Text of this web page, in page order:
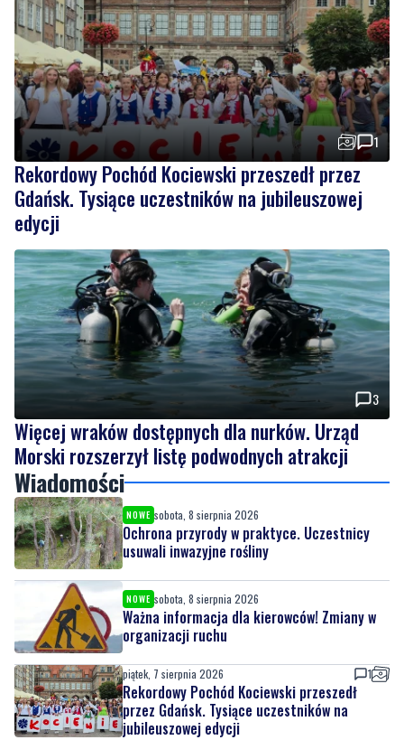
1
Rekordowy Pochód Kociewski przeszedł przez
Gdańsk. Tysiące uczestników na jubileuszowej
edycji
3
Więcej wraków dostępnych dla nurków. Urząd
Morski rozszerzył listę podwodnych atrakcji
Wiadomości
NOWE sobota, 8 sierpnia 2026
Ochrona przyrody w praktyce. Uczestnicy
usuwali inwazyjne rośliny
NOWE sobota, 8 sierpnia 2026
Ważna informacja dla kierowców! Zmiany w
organizacji ruchu
piątek, 7 sierpnia 2026 1
Rekordowy Pochód Kociewski przeszedł
przez Gdańsk. Tysiące uczestników na
jubileuszowej edycji